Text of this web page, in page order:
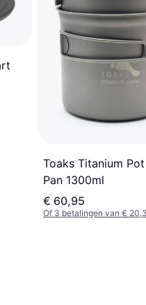
Toaks Titanium
Pan 1300ml
€ 60,95
Of 3 betalingen van €